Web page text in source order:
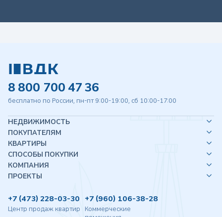
8 800 700 47 36
бесплатно по России, пн-пт 9:00-19:00, сб 10:00-17:00
НЕДВИЖИМОСТЬ
ПОКУПАТЕЛЯМ
КВАРТИРЫ
СПОСОБЫ ПОКУПКИ
КОМПАНИЯ
ПРОЕКТЫ
+7 (473) 228-03-30
Центр продаж квартир
+7 (960) 106-38-28
Коммерческие